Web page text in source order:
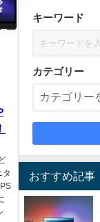
タ
キーワード
カテゴリー
おすすめ記事